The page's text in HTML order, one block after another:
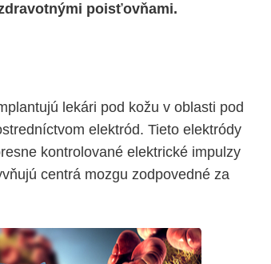
poisťovňami.
lekári pod kožu v oblasti pod
elektród. Tieto elektródy
kontrolované elektrické impulzy
centrá mozgu zodpovedné za